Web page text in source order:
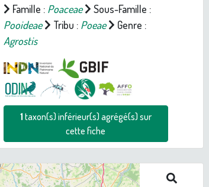
Famille : Poaceae
Sous-Famille :
Pooideae
Tribu : Poeae
Genre :
Agrostis
1 taxon(s) inférieur(s) agrégé(s) sur
cette fiche